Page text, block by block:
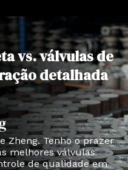
vs. válvulas de
detalhada
Zheng. Tenho o prazer
melhores válvulas
de qualidade em